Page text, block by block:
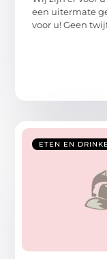
een uitermate
voor u! Geen
ETEN EN